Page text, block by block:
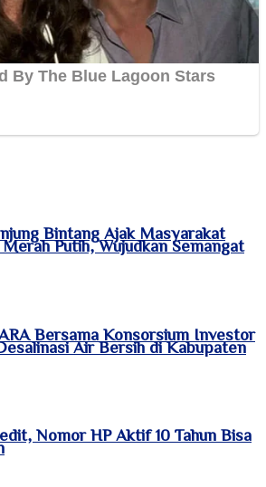
Bintang Ajak Masyarakat
Putih, Wujudkan Semangat
Bersama Konsorsium Investor
Air Bersih di Kabupaten
Nomor HP Aktif 10 Tahun Bisa